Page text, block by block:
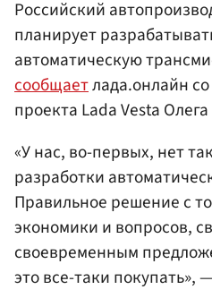
Российский
планирует
автоматическую
сообщаетлада.онлайн
проекта Lada Vesta
«У нас, во-первых, нет
разработки
Правильное решение с
экономики и вопросов,
своевременным
это все-таки покупать»,